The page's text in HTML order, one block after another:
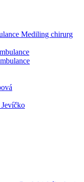
Mediling chirurg